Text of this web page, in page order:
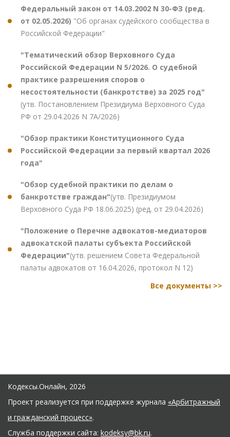
Федеральный закон от 14.03.2002 N 30-ФЗ (ред.
от 02.05.2026) "Об органах судейского сообщества в
Российской Федерации"
"Тематический обзор Верховного Суда
Российской Федерации N 5/2026. О судебной
практике разрешения споров о
несостоятельности (банкротстве) за 2025 год"
(утв. Постановлением Президиума Верховного Суда
РФ от 29.04.2026 N 7А/2026)
"Обзор практики Конституционного Суда
Российской Федерации за первый квартал 2026
года"
"Обзор судебной практики по делам о
банкротстве граждан"(утв. Президиумом
Верховного Суда РФ 18.06.2025) (ред. от 29.04.2026)
"Положение о Перечне адвокатов-медиаторов
адвокатской палаты субъекта Российской
Федерации"(утв. решением Совета Федеральной
палаты адвокатов от 16.04.2026, протокол N 12)
Все документы >>
Кодексы.Онлайн, 2026
Проект реализуется при поддержке журнала «Арбитражный
и гражданский процесс».
Служба поддержки сайта: kodeksy@bk.ru.